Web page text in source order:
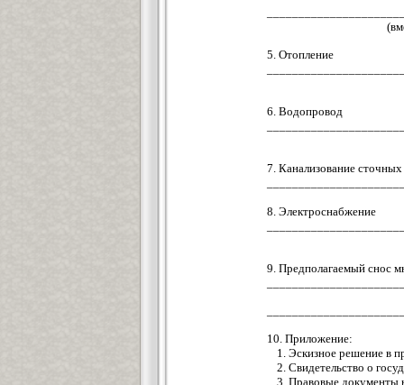
5. Отопление
6. Водопровод
7. Канализование
8. Электроснабжение
9. Предполагаемый снос
10. Приложение:
1. Эскизное решение в
2. Свидетельство о
3. Правовые документы